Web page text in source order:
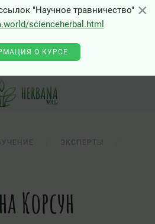
×
"Научное травничество"
scienceherbal.html
О КУРСЕ
ЭКСПЕРТЫ
Корсун
×